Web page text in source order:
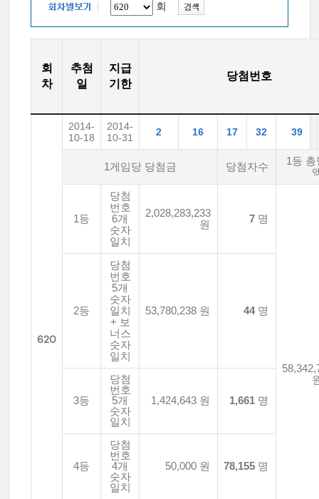
회
회
차
추첨
일
지급
기한
당첨번호
620
2014-
10-18
2014-
10-31
2 16 17 32 39
1게임당 당첨금 당첨자수
1등
1등
당첨
번호
6개
숫자
일치
2,028,283,233
원
7 명
2등
당첨
번호
5개
숫자
일치
+ 보
너스
숫자
일치
53,780,238 원 44명
3등
당첨
번호
5개
숫자
일치
1,424,643 원 1,661 명
4등
당첨
번호
4개
숫자
일치
50,000 원 78,155 명